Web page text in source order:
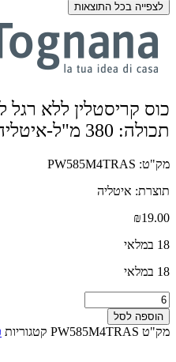
לצפייה בכל התוצאות
כוס קריסטלין ללא רגל
תכולה: 380 מ"ל-איטליה
מק"ט: PW585M4TRAS
תוצרת: איטליה
₪19.00
18 במלאי
18 במלאי
כמות
של
כוס
קריסטלין
הוספה לסל
מק"ט PW585M4TRAS קטגוריות